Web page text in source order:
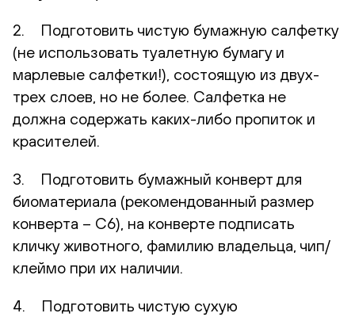
2. Подготовить чистую бумажную салфетку
(не использовать туалетную бумагу и
марлевые салфетки!), состоящую из двух-
трех слоев, но не более. Салфетка не
должна содержать каких-либо пропиток и
красителей.
3. Подготовить бумажный конверт для
биоматериала (рекомендованный размер
конверта – С6), на конверте подписать
кличку животного, фамилию владельца, чип/
клеймо при их наличии.
4. Подготовить чистую сухую